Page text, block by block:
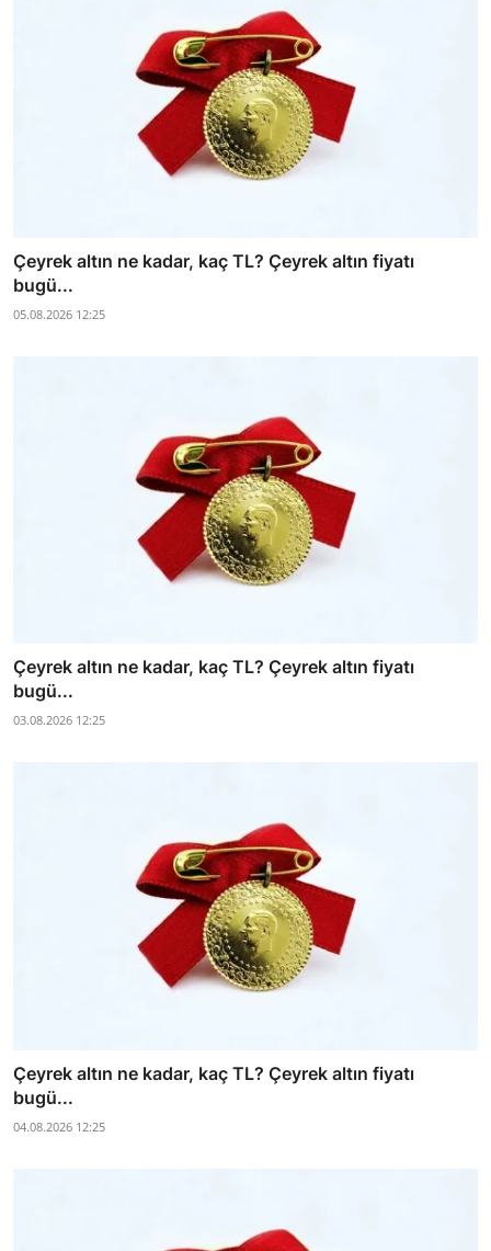
Çeyrek altın ne kadar, kaç TL? Çeyrek altın fiyatı
bugü...
05.08.2026 12:25
Çeyrek altın ne kadar, kaç TL? Çeyrek altın fiyatı
bugü...
03.08.2026 12:25
Çeyrek altın ne kadar, kaç TL? Çeyrek altın fiyatı
bugü...
04.08.2026 12:25